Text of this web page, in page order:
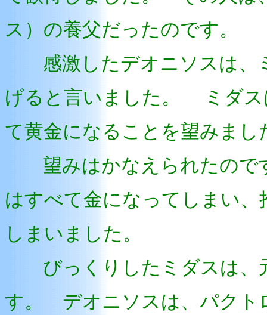
ス）の養父だったのです。
感激したデオニソスは、
げると言いました。 ミダス
て黄金になることを望みまし
望みはかなえられたので
はすべて金になってしまい
しまいました。
びっくりしたミダスは、
す。 デオニソスは、パクト